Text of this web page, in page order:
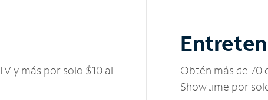
y más por solo $10 al
Obtén más de 70
Showtime por